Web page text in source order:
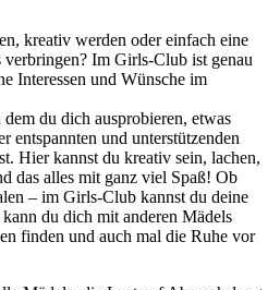
kreativ werden oder einfach eine
Im Girls-Club ist genau
Interessen und Wünsche im
du dich ausprobieren, etwas
entspannten und unterstützenden
Hier kannst du kreativ sein, lachen,
das alles mit ganz viel Spaß! Ob
– im Girls-Club kannst du deine
du dich mit anderen Mädels
finden und auch mal die Ruhe vor